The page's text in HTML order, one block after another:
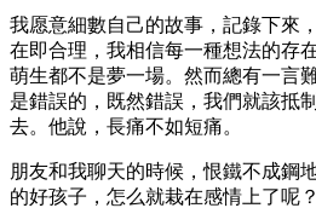
我愿意細數自己的故事，記錄下來
在即合理，我相信每一種想法的存
萌生都不是夢一場。然而總有一言
是錯誤的，既然錯誤，我們就該抵
去。他說，長痛不如短痛。
朋友和我聊天的時候，恨鐵不成鋼
的好孩子，怎么就栽在感情上了呢？